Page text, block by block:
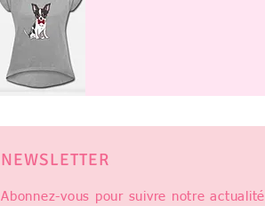
NEWSLETTER
Abonnez-vous pour suivre notre actualité